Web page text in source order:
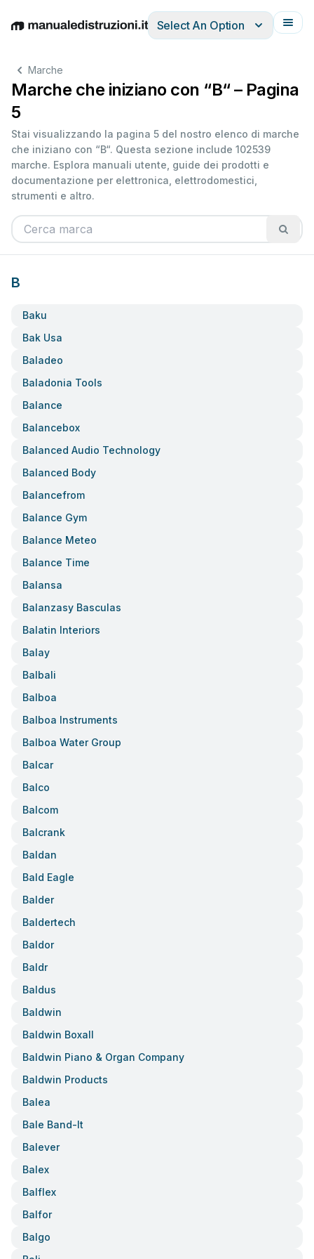
EnglishDeutschEspañolItalianoFrançais
Select An Option
Marche
Marche che iniziano con “B“ – Pagina
5
Stai visualizzando la pagina 5 del nostro elenco di marche
che iniziano con “B“. Questa sezione include 102539
marche. Esplora manuali utente, guide dei prodotti e
documentazione per elettronica, elettrodomestici,
strumenti e altro.
B
Baku
Bak Usa
Baladeo
Baladonia Tools
Balance
Balancebox
Balanced Audio Technology
Balanced Body
Balancefrom
Balance Gym
Balance Meteo
Balance Time
Balansa
Balanzasy Basculas
Balatin Interiors
Balay
Balbali
Balboa
Balboa Instruments
Balboa Water Group
Balcar
Balco
Balcom
Balcrank
Baldan
Bald Eagle
Balder
Baldertech
Baldor
Baldr
Baldus
Baldwin
Baldwin Boxall
Baldwin Piano & Organ Company
Baldwin Products
Balea
Bale Band-It
Balever
Balex
Balflex
Balfor
Balgo